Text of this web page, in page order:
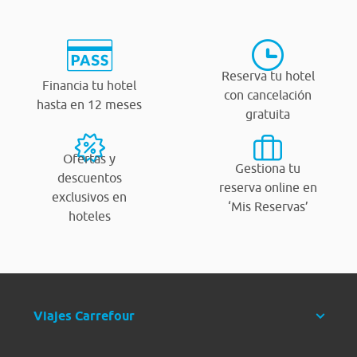
Financia tu hotel
hasta en 12 meses
Reserva tu hotel
con cancelación
gratuita
Ofertas y
descuentos
exclusivos en
hoteles
Gestiona tu
reserva online en
‘Mis Reservas’
Viajes Carrefour